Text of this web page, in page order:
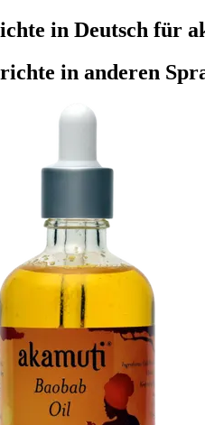
in Deutsch für
in anderen